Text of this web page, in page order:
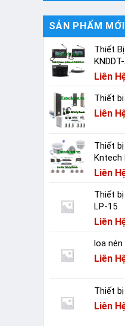
SẢN PHẨM MỚI
Thiết
Liên
Thiết
Liên
Thiết
Kntech
Liên
Thiết
LP-15
Liên
loa nén
Liên
Thiết
Liên